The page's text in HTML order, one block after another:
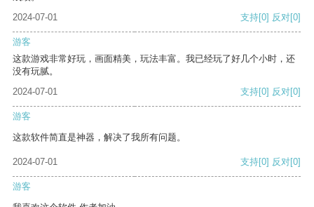
2024-07-01
支持[0] 反对[0]
游客
这款游戏非常好玩，画面精美，玩法丰富。我已经玩了好几个小时，还
没有玩腻。
2024-07-01
支持[0] 反对[0]
游客
这款软件简直是神器，解决了我所有问题。
2024-07-01 支持[0] 反对[0]
游客